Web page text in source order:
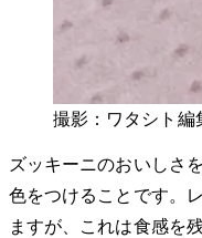
撮影：ワタシト編
ズッキーニのおいしさ
色をつけることです。
ますが、これは食感を